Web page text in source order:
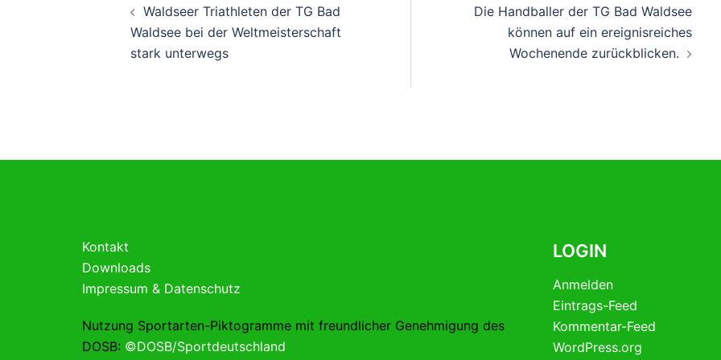
Waldseer Triathleten der TG Bad
Waldsee bei der Weltmeisterschaft
stark unterwegs
Die Handballer der TG Bad Waldsee
können auf ein ereignisreiches
Wochenende zurückblicken.
Kontakt
Downloads
Impressum & Datenschutz
Nutzung Sportarten-Piktogramme mit freundlicher Genehmigung des
DOSB: ©DOSB/Sportdeutschland
LOGIN
Anmelden
Eintrags-Feed
Kommentar-Feed
WordPress.org